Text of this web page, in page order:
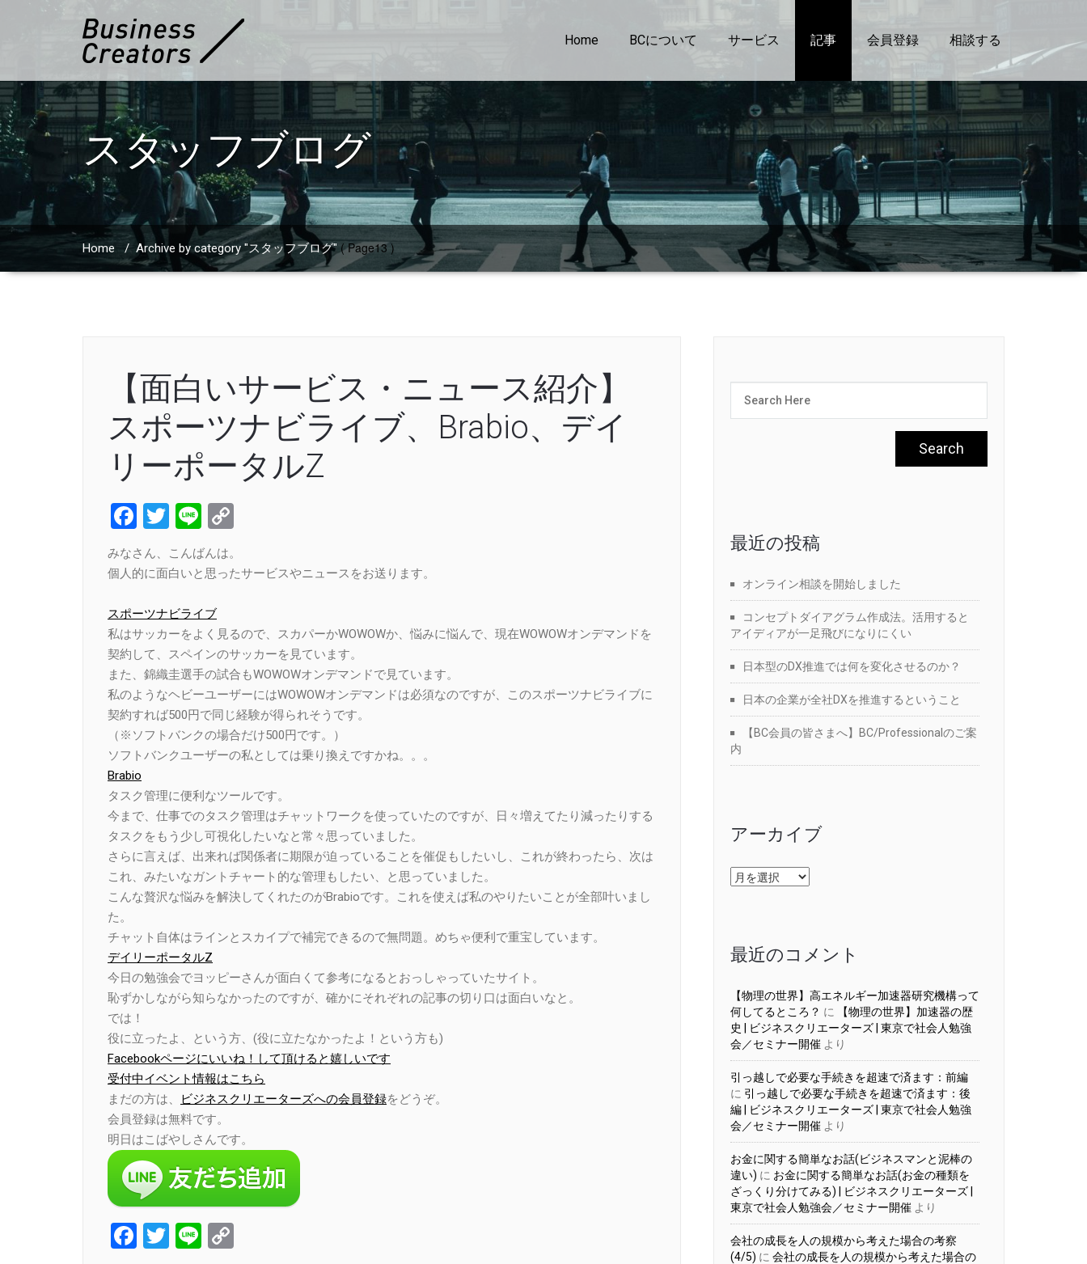
Home BCについて サービス 記事 会員登録 相談する
スタッフブログ
Home / Archive by category "スタッフブログ" ( Page13 )
【面白いサービス・ニュース紹介】
スポーツナビライブ、Brabio、デイ
リーポータルZ
Facebook
Twitter
Line
みなさん、こんばんは。
個人的に面白いと思ったサービスやニュースをお送ります。
スポーツナビライブ
私はサッカーをよく見るので、スカパーかWOWOWか、悩みに悩んで、現在WOWOWオンデマンドを
契約して、スペインのサッカーを見ています。
また、錦織圭選手の試合もWOWOWオンデマンドで見ています。
私のようなヘビーユーザーにはWOWOWオンデマンドは必須なのですが、このスポーツナビライブに
契約すれば500円で同じ経験が得られそうです。
（※ソフトバンクの場合だけ500円です。）
ソフトバンクユーザーの私としては乗り換えですかね。。。
Brabio
タスク管理に便利なツールです。
今まで、仕事でのタスク管理はチャットワークを使っていたのですが、日々増えてたり減ったりする
タスクをもう少し可視化したいなと常々思っていました。
さらに言えば、出来れば関係者に期限が迫っていることを催促もしたいし、これが終わったら、次は
これ、みたいなガントチャート的な管理もしたい、と思っていました。
こんな贅沢な悩みを解決してくれたのがBrabioです。これを使えば私のやりたいことが全部叶いまし
た。
チャット自体はラインとスカイプで補完できるので無問題。めちゃ便利で重宝しています。
デイリーポータルZ
今日の勉強会でヨッピーさんが面白くて参考になるとおっしゃっていたサイト。
恥ずかしながら知らなかったのですが、確かにそれぞれの記事の切り口は面白いなと。
では！
役に立ったよ、という方、(役に立たなかったよ！という方も)
Facebookページにいいね！して頂けると嬉しいです
受付中イベント情報はこちら
まだの方は、
ビジネスクリエーターズへの会員登録をどうぞ。
会員登録は無料です。
明日はこばやしさんです。
Facebook
Twitter
Line
最近の投稿
オンライン相談を開始しました
コンセプトダイアグラム作成法。活用すると
アイディアが一足飛びになりにくい
日本型のDX推進では何を変化させるのか？
日本の企業が全社DXを推進するということ
【BC会員の皆さまへ】BC/Professionalのご案
内
アーカイブ
ア
ー
最近のコメント
【物理の世界】高エネルギー加速器研究機構って
何してるところ？ に
【物理の世界】加速器の歴
史 | ビジネスクリエーターズ | 東京で社会人勉強
会／セミナー開催 より
引っ越しで必要な手続きを超速で済ます：前編
に 引っ越しで必要な手続きを超速で済ます：後
編 | ビジネスクリエーターズ | 東京で社会人勉強
会／セミナー開催 より
お金に関する簡単なお話(ビジネスマンと泥棒の
違い) に お金に関する簡単なお話(お金の種類を
ざっくり分けてみる) | ビジネスクリエーターズ |
東京で社会人勉強会／セミナー開催 より
会社の成長を人の規模から考えた場合の考察
(4/5) に 会社の成長を人の規模から考えた場合の